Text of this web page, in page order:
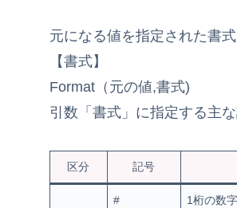
元になる値を指定された書式
【書式】
Format（元の値,書式)
引数「書式」に指定する主
区分 記号
#
1桁の数